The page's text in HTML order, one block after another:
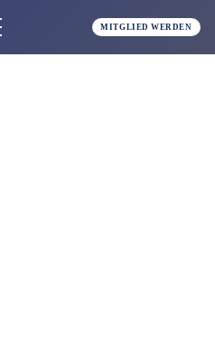
MITGLIED WERDEN